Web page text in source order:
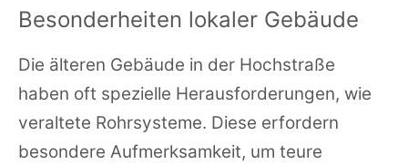
Besonderheiten lokaler Gebäude
Die älteren Gebäude in der Hochstraße
haben oft spezielle Herausforderungen, wie
veraltete Rohrsysteme. Diese erfordern
besondere Aufmerksamkeit, um teure